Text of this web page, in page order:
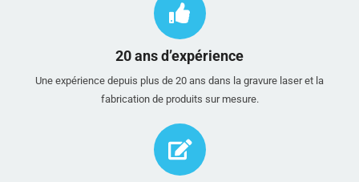
20 ans d’expérience
Une expérience depuis plus de 20 ans dans la gravure laser et la
fabrication de produits sur mesure.